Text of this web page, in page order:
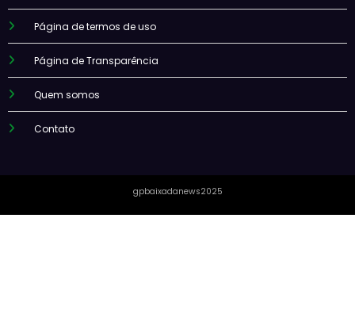
Página de termos de uso
Página de Transparência
Quem somos
Contato
gpbaixadanews2025